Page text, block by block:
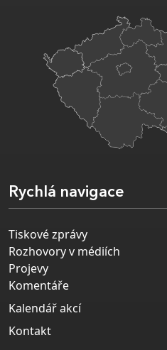
Rychlá navigace
Tiskové zprávy
Rozhovory v médiích
Projevy
Komentáře
Kalendář akcí
Kontakt